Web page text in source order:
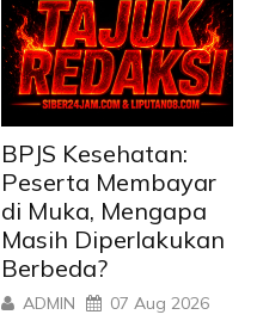
BPJS Kesehatan:
Peserta Membayar
di Muka, Mengapa
Masih Diperlakukan
Berbeda?
ADMIN 07 Aug 2026